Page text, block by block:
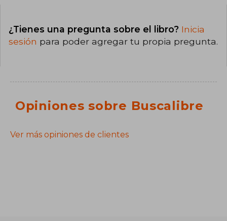
¿Tienes una pregunta sobre el libro? Inicia
sesión para poder agregar tu propia pregunta.
Opiniones sobre Buscalibre
Ver más opiniones de clientes